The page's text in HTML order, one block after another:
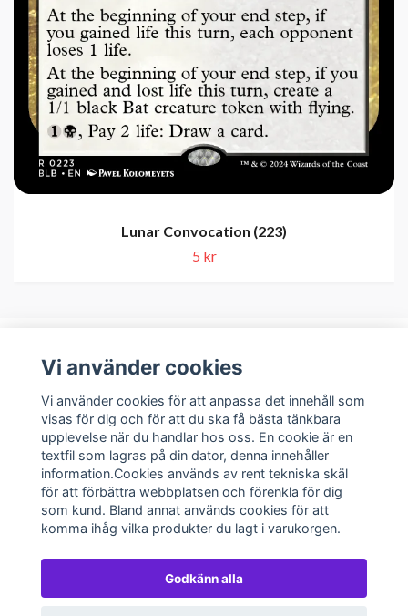
Lunar Convocation (223)
5 kr
Kundservice
Sociala medier
Vi använder cookies
Vi använder cookies för att anpassa det innehåll som
visas för dig och för att du ska få bästa tänkbara
upplevelse när du handlar hos oss. En cookie är en
textfil som lagras på din dator, denna innehåller
information.Cookies används av rent tekniska skäl
för att förbättra webbplatsen och förenkla för dig
som kund. Bland annat används cookies för att
komma ihåg vilka produkter du lagt i varukorgen.
Godkänn alla